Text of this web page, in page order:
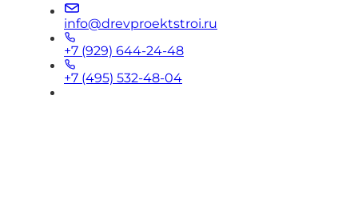
info@drevproektstroi.ru
+7 (929) 644-24-48
+7 (495) 532-48-04